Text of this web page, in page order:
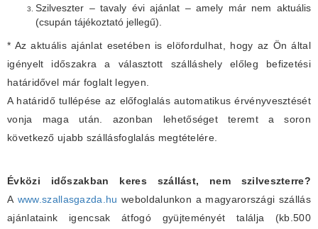
Szilveszter – tavaly évi ajánlat – amely már nem aktuális
(csupán tájékoztató jellegű).
* Az aktuális ajánlat esetében is elöfordulhat, hogy az Ön által
igényelt időszakra a választott szálláshely előleg befizetési
határidővel már foglalt legyen.
A határidő tullépése az előfoglalás automatikus érvényvesztését
vonja maga után. azonban lehetőséget teremt a soron
következő ujabb szállásfoglalás megtételére.
Évközi időszakban keres szállást, nem szilveszterre?
A www.szallasgazda.hu weboldalunkon a magyarországi szállás
ajánlataink igencsak átfogó gyüjteményét találja (kb.500